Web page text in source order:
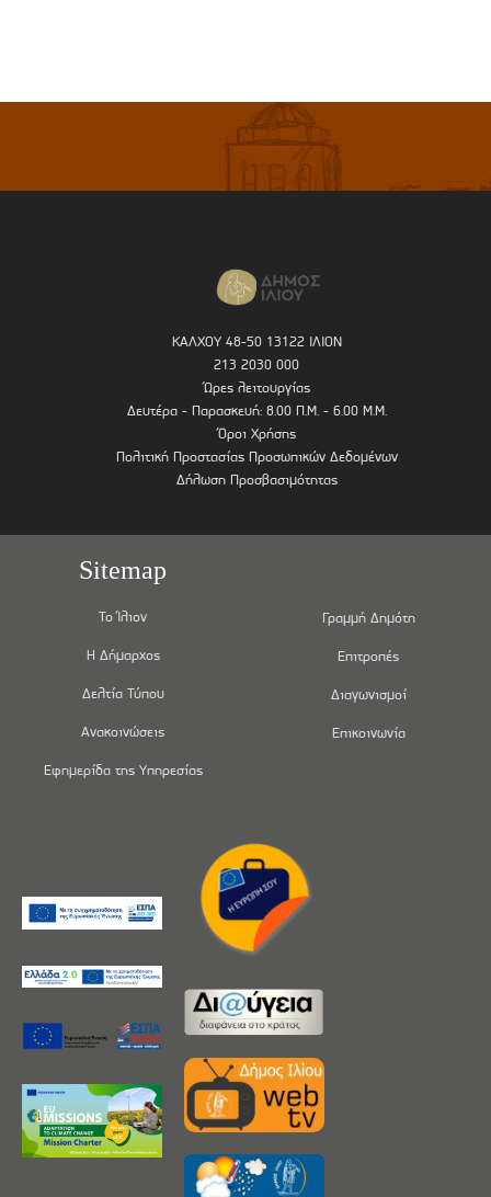
ΚΑΛΧΟΥ 48-50 13122 ΙΛΙΟΝ
213 2030 000
Ώρες λειτουργίας
Δευτέρα - Παρασκευή: 8.00 Π.Μ. - 6.00 Μ.Μ.
Όροι Χρήσης
Πολιτική Προστασίας Προσωπικών Δεδομένων
Δήλωση Προσβασιμότητας
Sitemap
Το Ίλιον
Η Δήμαρχος
Δελτία Τύπου
Ανακοινώσεις
Εφημερίδα της Υπηρεσίας
Γραμμή Δημότη
Επιτροπές
Διαγωνισμοί
Επικοινωνία